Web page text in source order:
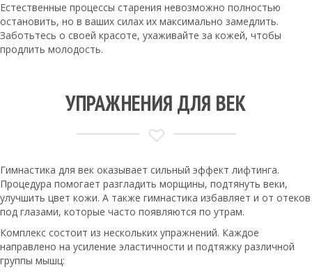
Естественные процессы старения невозможно полностью
остановить, но в ваших силах их максимально замедлить.
Заботьтесь о своей красоте, ухаживайте за кожей, чтобы
продлить молодость.
УПРАЖНЕНИЯ ДЛЯ ВЕК
Гимнастика для век оказывает сильный эффект лифтинга.
Процедура помогает разгладить морщины, подтянуть веки,
улучшить цвет кожи. А также гимнастика избавляет и от отеков
под глазами, которые часто появляются по утрам.
Комплекс состоит из нескольких упражнений. Каждое
направлено на усиление эластичности и подтяжку различной
группы мышц: